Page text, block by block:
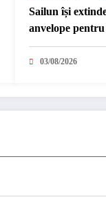
Sailun își
anvelope
03/08/2026